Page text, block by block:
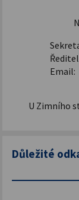
Email:
U Zimního
Důležité